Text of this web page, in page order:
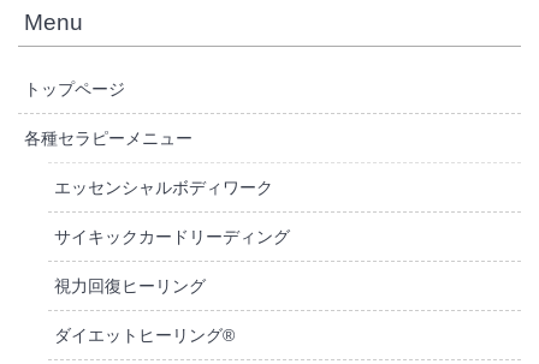
Menu
トップページ
各種セラピーメニュー
エッセンシャルボディワーク
サイキックカードリーディング
視力回復ヒーリング
ダイエットヒーリング®